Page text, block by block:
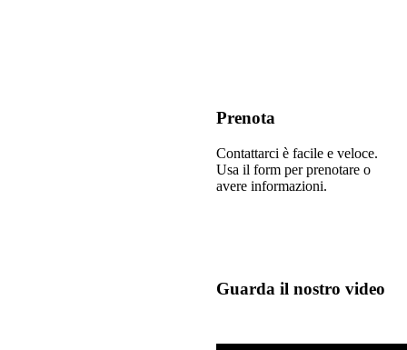
Prenota
Contattarci è facile e veloce.
Usa il form per prenotare o
avere informazioni.
Guarda il nostro video